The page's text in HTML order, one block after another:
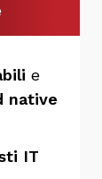
e
native
IT